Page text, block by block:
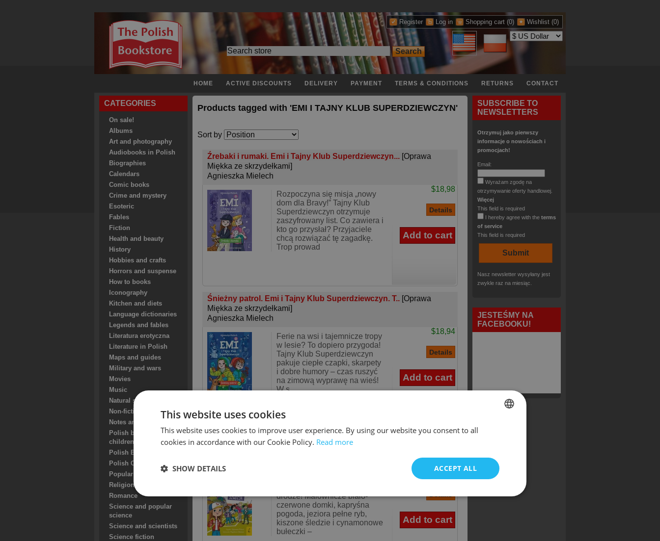
Register Log in Shopping cart (0) Wishlist (0)
HOME ACTIVE DISCOUNTS DELIVERY PAYMENT TERMS & CONDITIONS RETURNS CONTACT
CATEGORIES
On sale!
Albums
Art and photography
Audiobooks in Polish
Biographies
Calendars
Comic books
Crime and mystery
Esoteric
Fables
Fiction
Health and beauty
History
Hobbies and crafts
Horrors and suspense
How to books
Iconography
Kitchen and diets
Language dictionaries
Legends and fables
Literatura erotyczna
Literature in Polish
Maps and guides
Military and wars
Movies
Music
Natural sciences
Non-fiction books
Notes and song books
Polish books for
children
Polish Books for teens
Polish Cookbooks
Popular science
Religion and faith
Romance
Science and popular
science
Science and scientists
Science fiction
Products tagged with 'EMI I TAJNY KLUB SUPERDZIEWCZYN'
Sort by
Źrebaki i rumaki. Emi i Tajny Klub Superdziewczyn... [Oprawa
Miękka ze skrzydełkami]
Agnieszka Mielech
Rozpoczyna się misja „nowy
dom dla Bravy!” Tajny Klub
Superdziewczyn otrzymuje
zaszyfrowany list. Co zawiera i
kto go przysłał? Przyjaciele
chcą rozwiązać tę zagadkę.
Trop prowad
$18,98
Śnieżny patrol. Emi i Tajny Klub Superdziewczyn. T.. [Oprawa
Miękka ze skrzydełkami]
Agnieszka Mielech
Ferie na wsi i tajemnicze tropy
w lesie? To dopiero przygoda!
Tajny Klub Superdziewczyn
pakuje ciepłe czapki, skarpety
i dobre humory – czas ruszyć
na zimową wyprawę na wieś!
W s
$18,94
Dookoła świata. Szwecja. Emi i Tajny Klub Superdzi..
drodze! Malownicze biało-
czerwone domki, kapryśna
pogoda, jeziora pełne ryb,
kiszone śledzie i cynamonowe
bułeczki –
$20,98
SUBSCRIBE TO
NEWSLETTERS
Otrzymuj jako pierwszy
informacje o nowościach i
promocjach!
Email:
Wyrażam zgodę na
otrzymywanie oferty handlowej.
Więcej
This field is required
I hereby agree with the terms
of service
This field is required
Nasz newsletter wysyłany jest
zwykle raz na miesiąc.
JESTEŚMY NA
FACEBOOKU!
This website uses cookies
This website uses cookies to improve user experience. By using our website you consent to all
cookies in accordance with our Cookie Policy. Read more
ACCEPT ALL
SHOW DETAILS